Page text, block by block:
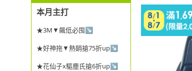
本月主打
★3M▼飆低必囤↘
★好神拖▼熱銷搶75折up↘
★花仙子x驅塵氏搶6折up↘